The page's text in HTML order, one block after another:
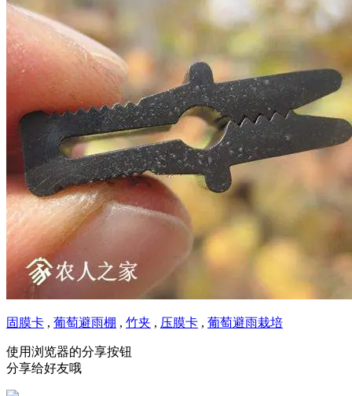
固膜卡 , 葡萄避雨棚 , 竹夹 , 压膜卡 , 葡萄避雨栽培
使用浏览器的分享按钮
分享给好友哦